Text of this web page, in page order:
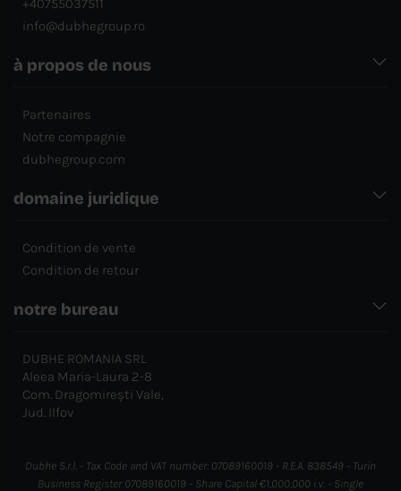
+40755037511
info@dubhegroup.ro
à propos de nous
Partenaires
Notre compagnie
dubhegroup.com
domaine juridique
Condition de vente
Condition de retour
notre bureau
DUBHE ROMANIA SRL
Aleea Maria-Laura 2-8
Com. Dragomirești Vale,
Jud. Ilfov
Dubhe S.r.l. - Tax Code and VAT number: 07089160019 - R.E.A. 838549 - Turin
Business Register 07089160019 - Share Capital €1,000,000 i.v. - Single